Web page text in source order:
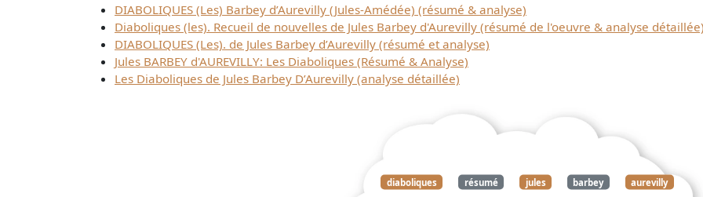
Télécharger
gratuitement ce
document
DIABOLIQUES (Les) Barbey d’Aurevilly (Jules-Amédée) (résumé & analyse)
Diaboliques (les). Recueil de nouvelles de Jules Barbey d'Aurevilly (résumé de l'oeuvre & analyse
DIABOLIQUES (Les). de Jules Barbey d’Aurevilly (résumé et analyse)
Jules BARBEY d'AUREVILLY: Les Diaboliques (Résumé & Analyse)
Les Diaboliques de Jules Barbey D’Aurevilly (analyse détaillée)
diaboliques résumé jules barbey aurevilly